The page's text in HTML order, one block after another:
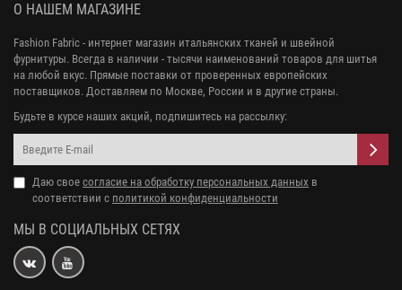
О НАШЕМ МАГАЗИНЕ
Fashion Fabric - интернет магазин итальянских тканей и швейной
фурнитуры. Всегда в наличии - тысячи наименований товаров для шитья
на любой вкус. Прямые поставки от проверенных европейских
поставщиков. Доставляем по Москве, России и в другие страны.
Будьте в курсе наших акций, подпишитесь на рассылку:
Даю свое согласие на обработку персональных данных в
соответствии с политикой конфиденциальности
МЫ В СОЦИАЛЬНЫХ СЕТЯХ